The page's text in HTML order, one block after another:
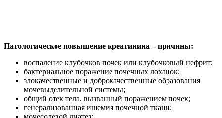
Патологическое повышение креатинина – причины:
воспаление клубочков почек или клубочковый нефрит;
бактериальное поражение почечных лоханок;
злокачественные и доброкачественные образования
мочевыделительной системы;
общий отек тела, вызванный поражением почек;
генерализованная ишемия почечной ткани;
мочесолевой диатез;